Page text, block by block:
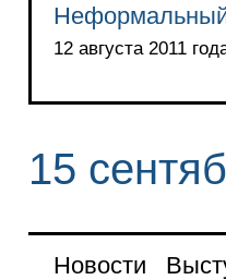
12 августа 2011
15
Новости